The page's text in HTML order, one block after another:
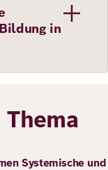
in
Systemische und